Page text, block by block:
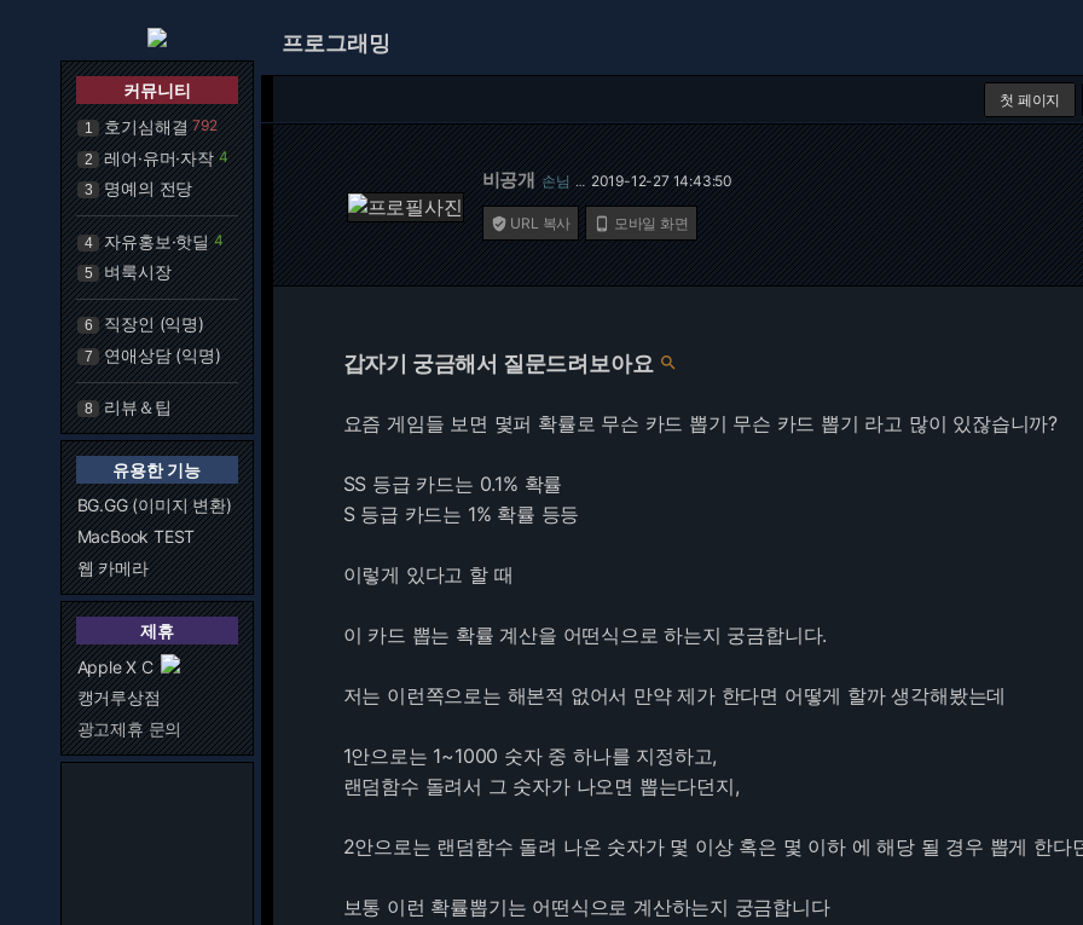
커뮤니티
1 호기심해결 792
2 레어·유머·자작 4
3 명예의 전당
4 자유홍보·핫딜 4
5 벼룩시장
6 직장인 (익명)
7 연애상담 (익명)
8 리뷰＆팁
유용한 기능
BG.GG (이미지 변환)
MacBook TEST
웹 카메라
제휴
Apple X C
캥거루상점
광고제휴 문의
프로그래밍
첫 페이지
비공개 손님 … 2019-12-27 14:43:50
 URL 복사  모바일 화면
갑자기 궁금해서 질문드려보아요 
요즘 게임들 보면 몇퍼 확률로 무슨 카드 뽑기 무슨 카드 뽑기 라고 많이 있잖습니까?
SS 등급 카드는 0.1% 확률
S 등급 카드는 1% 확률 등등
이렇게 있다고 할 때
이 카드 뽑는 확률 계산을 어떤식으로 하는지 궁금합니다.
저는 이런쪽으로는 해본적 없어서 만약 제가 한다면 어떻게 할까 생각해봤는데
1안으로는 1~1000 숫자 중 하나를 지정하고,
랜덤함수 돌려서 그 숫자가 나오면 뽑는다던지,
2안으로는 랜덤함수 돌려 나온 숫자가 몇 이상 혹은 몇 이하 에 해당 될 경우 뽑게 한다
보통 이런 확률뽑기는 어떤식으로 계산하는지 궁금합니다